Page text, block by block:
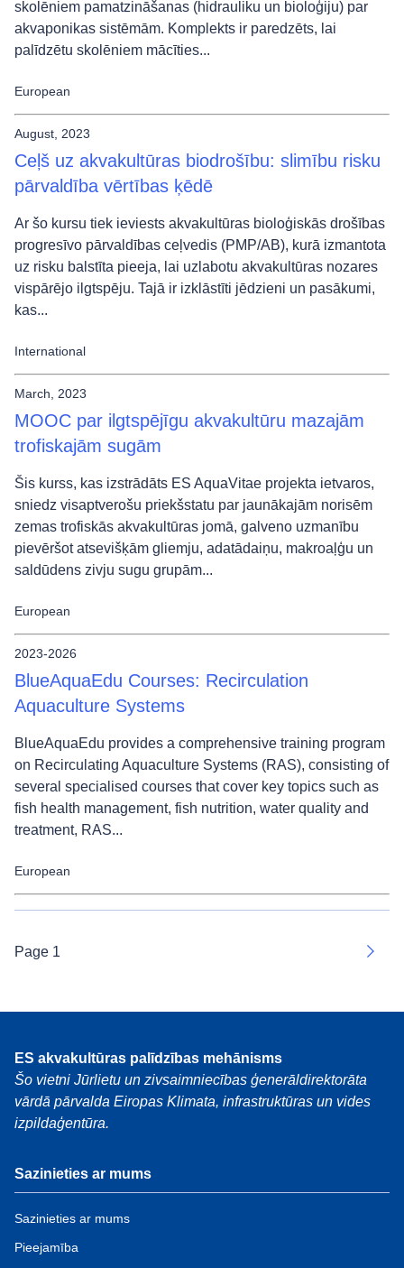
skolēniem pamatzināšanas (hidrauliku un bioloģiju) par
akvaponikas sistēmām. Komplekts ir paredzēts, lai
palīdzētu skolēniem mācīties...
European
August, 2023
Ceļš uz akvakultūras biodrošību: slimību risku
pārvaldība vērtības ķēdē
Ar šo kursu tiek ieviests akvakultūras bioloģiskās drošības
progresīvo pārvaldības ceļvedis (PMP/AB), kurā izmantota
uz risku balstīta pieeja, lai uzlabotu akvakultūras nozares
vispārējo ilgtspēju. Tajā ir izklāstīti jēdzieni un pasākumi,
kas...
International
March, 2023
MOOC par ilgtspējīgu akvakultūru mazajām
trofiskajām sugām
Šis kurss, kas izstrādāts ES AquaVitae projekta ietvaros,
sniedz visaptverošu priekšstatu par jaunākajām norisēm
zemas trofiskās akvakultūras jomā, galveno uzmanību
pievēršot atsevišķām gliemju, adatādaiņu, makroaļģu un
saldūdens zivju sugu grupām...
European
2023-2026
BlueAquaEdu Courses: Recirculation
Aquaculture Systems
BlueAquaEdu provides a comprehensive training program
on Recirculating Aquaculture Systems (RAS), consisting of
several specialised courses that cover key topics such as
fish health management, fish nutrition, water quality and
treatment, RAS...
European
Page 1
Next
ES akvakultūras palīdzības mehānisms
Šo vietni Jūrlietu un zivsaimniecības ģenerāldirektorāta
vārdā pārvalda Eiropas Klimata, infrastruktūras un vides
izpildaģentūra.
Sazinieties ar mums
Sazinieties ar mums
Pieejamība